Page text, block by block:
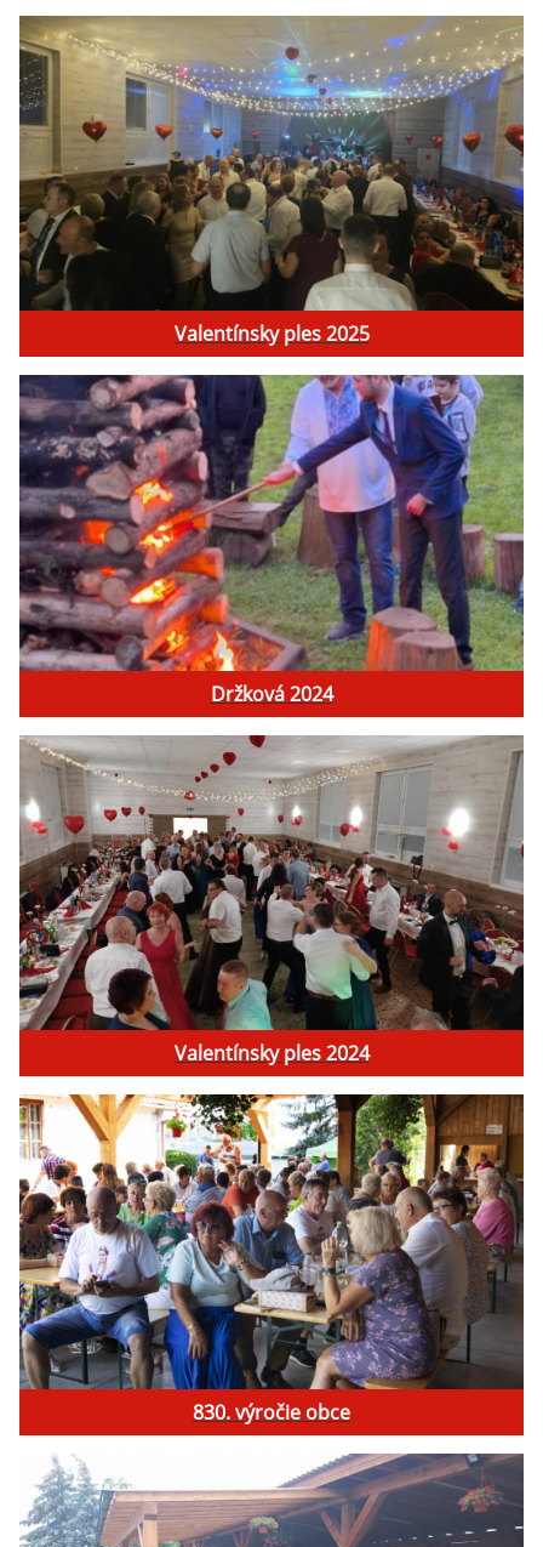
Valentínsky ples 2025
Držková 2024
Valentínsky ples 2024
830. výročie obce